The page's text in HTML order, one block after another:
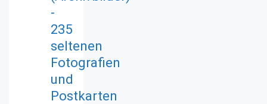
-
235
seltenen
Fotografien
und
Postkarten